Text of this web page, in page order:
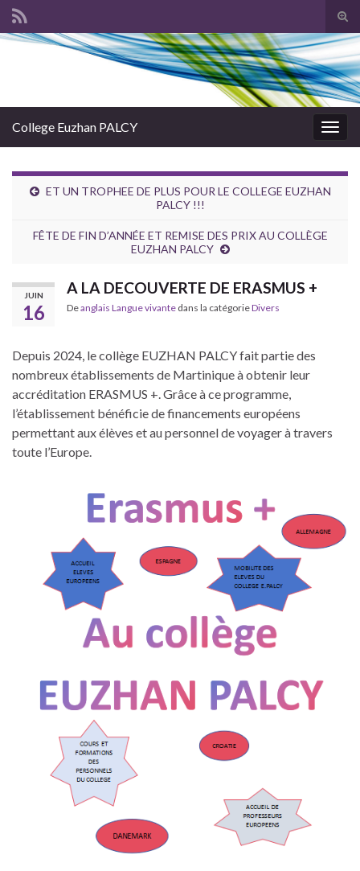
Search for:
College Euzhan PALCY
ET UN TROPHEE DE PLUS POUR LE COLLEGE EUZHAN
PALCY !!!
FÊTE DE FIN D’ANNÉE ET REMISE DES PRIX AU COLLÈGE
EUZHAN PALCY
JUIN
16
A LA DECOUVERTE DE ERASMUS +
Deanglais Langue vivante dans la catégorieDivers
Depuis 2024, le collège EUZHAN PALCY fait partie des
nombreux établissements de Martinique à obtenir leur
accréditation ERASMUS +. Grâce à ce programme,
l’établissement bénéficie de financements européens
permettant aux élèves et au personnel de voyager à travers
toute l’Europe.